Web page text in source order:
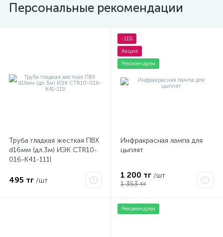
Персональные рекомендации
Труба гладкая жесткая ПВХ
d16мм (дл.3м) ИЭК CTR10-
016-K41-111I
495 тг /шт
-11%
Акция
Рекомендуем
Инфракрасная лампа для
цыплят
1 200 тг /шт
1 353 тг
Рекомендуем